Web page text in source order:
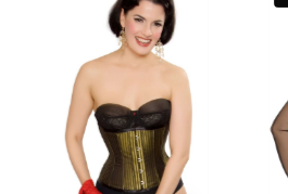
Steel
Boned
Green
Shadow
Stripe
Cincher
Corset